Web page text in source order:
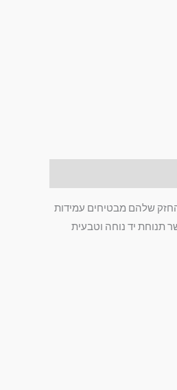
החזק שלהם מבטיחים עמידות
תנוחת יד נוחה וטבעית